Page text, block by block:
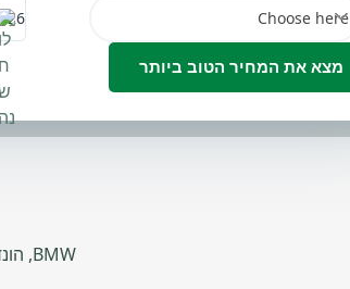
Choose here
BMW, הונדה ופיאג'ו